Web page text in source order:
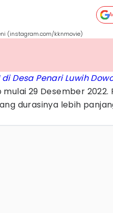
(instagram.com/kknmovie)
di Desa Penari Luwih
29 Desember 2022.
durasinya lebih